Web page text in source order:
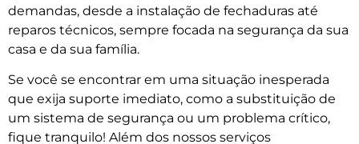
demandas, desde a instalação de fechaduras até
reparos técnicos, sempre focada na segurança da sua
casa e da sua família.
Se você se encontrar em uma situação inesperada
que exija suporte imediato, como a substituição de
um sistema de segurança ou um problema crítico,
fique tranquilo! Além dos nossos serviços